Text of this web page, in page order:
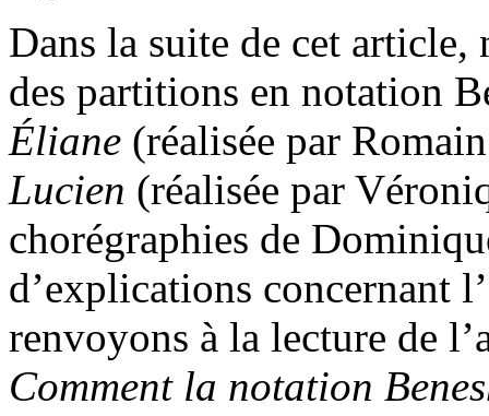
Dans la suite de cet article,
des partitions en notation
Éliane (réalisée par
Lucien (réalisée par
chorégraphies de
d’explications concernant
renvoyons à la lecture de
Comment la notation